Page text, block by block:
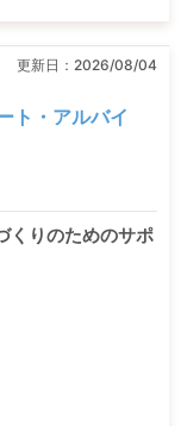
更新日： 2026/08/04
ト・アルバイ
くりのためのサポ